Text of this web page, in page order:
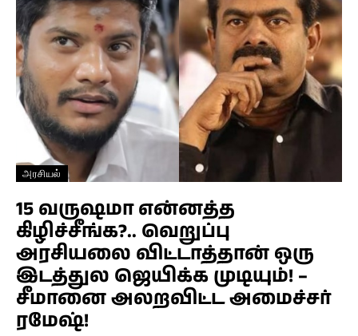
அரசியல்
15 வருஷமா என்னத்த
கிழிச்சீங்க?.. வெறுப்பு
அரசியலை விட்டாத்தான் ஒரு
இடத்துல ஜெயிக்க முடியும்! –
சீமானை அலறவிட்ட அமைச்சர்
ரமேஷ்!